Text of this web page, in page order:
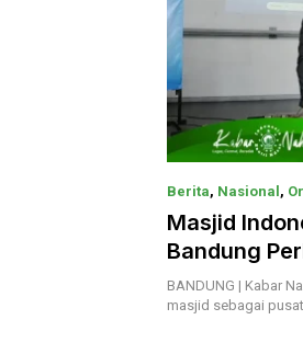
Berita, Nasional ,
Masjid
Bandung
BANDUNG | Kabar
masjid sebagai